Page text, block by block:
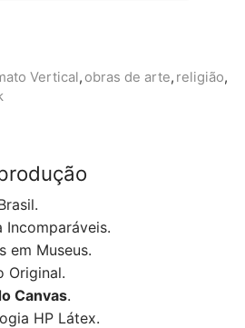
Vertical, obras de arte, religião,
Incomparáveis.
em Museus.
Original.
Canvas.
HP Látex.